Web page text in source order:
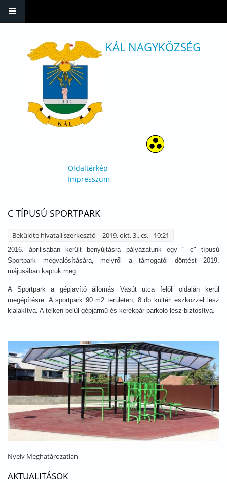
KÁL NAGYKÖZSÉG
Oldaltérkép
Impresszum
C TÍPUSÚ SPORTPARK
Beküldte hivatali szerkesztő – 2019. okt. 3., cs. - 10:21
2016. áprilisában került benyújtásra pályázatunk egy " c" típusú
Sportpark megvalósítására, melyről a támogatói döntést 2019.
májusában kaptuk meg.
A Sportpark a gépjavító állomás Vasút utca felőli oldalán kerül
megépítésre. A sportpark 90 m2 területen, 8 db kültéri eszközzel lesz
kialakítva. A telken belül gépjármű és kerékpár parkoló lesz biztosítva.
Nyelv Meghatározatlan
AKTUALITÁSOK